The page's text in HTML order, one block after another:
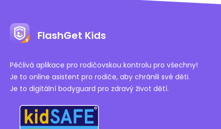
FlashGet Kids
Péčlivá aplikace pro rodičovskou kontrolu pro všechny!
Je to online asistent pro rodiče, aby chránili své děti.
Je to digitální bodyguard pro zdravý život dětí.